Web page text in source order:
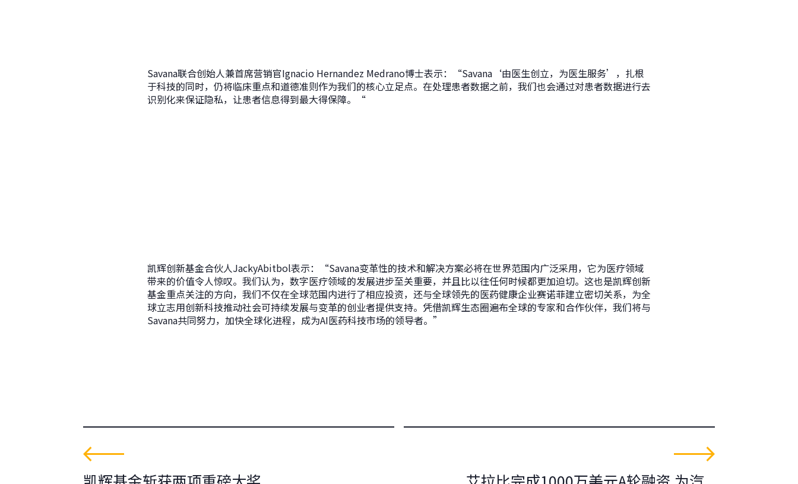
Savana联合创始人兼首席营销官Ignacio Hernandez Medrano博士表示：“Savana‘由医生创立，为医生服务’，扎根
于科技的同时，仍将临床重点和道德准则作为我们的核心立足点。在处理患者数据之前，我们也会通过对患者数据进行去
识别化来保证隐私，让患者信息得到最大得保障。“
凯辉创新基金合伙人JackyAbitbol表示：“Savana变革性的技术和解决方案必将在世界范围内广泛采用，它为医疗领域
带来的价值令人惊叹。我们认为，数字医疗领域的发展进步至关重要，并且比以往任何时候都更加迫切。这也是凯辉创新
基金重点关注的方向，我们不仅在全球范围内进行了相应投资，还与全球领先的医药健康企业赛诺菲建立密切关系，为全
球立志用创新科技推动社会可持续发展与变革的创业者提供支持。凭借凯辉生态圈遍布全球的专家和合作伙伴，我们将与
Savana共同努力，加快全球化进程，成为AI医药科技市场的领导者。”